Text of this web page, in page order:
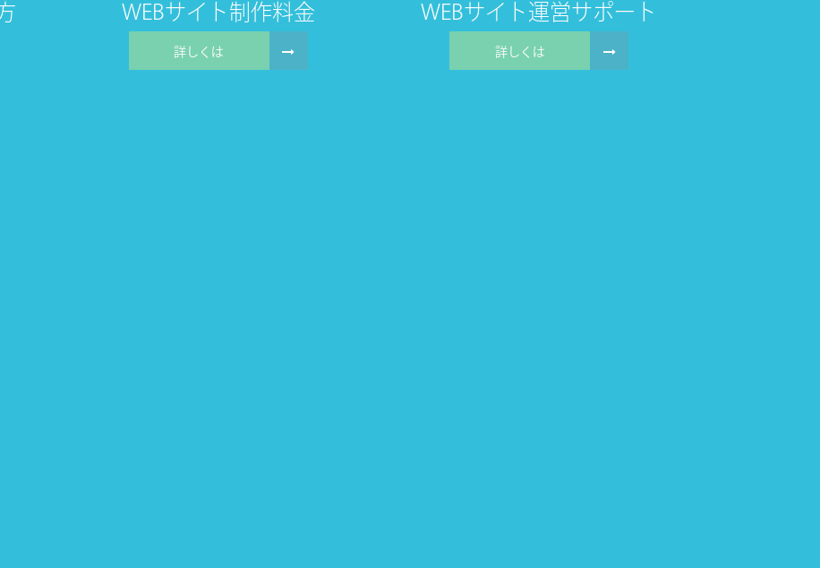
WEBサイト 制作料金
詳しくは
WEBサイト 運営サポート
詳しくは